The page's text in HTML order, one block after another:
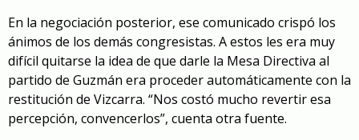
En la negociación posterior, ese comunicado crispó los
ánimos de los demás congresistas. A estos les era muy
difícil quitarse la idea de que darle la Mesa Directiva al
partido de Guzmán era proceder automáticamente con la
restitución de Vizcarra. “Nos costó mucho revertir esa
percepción, convencerlos”, cuenta otra fuente.